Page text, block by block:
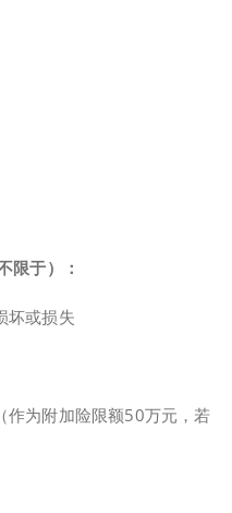
限于）：
坏或损失
作为附加险限额50万元，若